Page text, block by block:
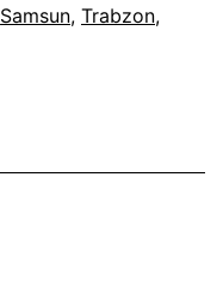
Samsun, Trabzon,